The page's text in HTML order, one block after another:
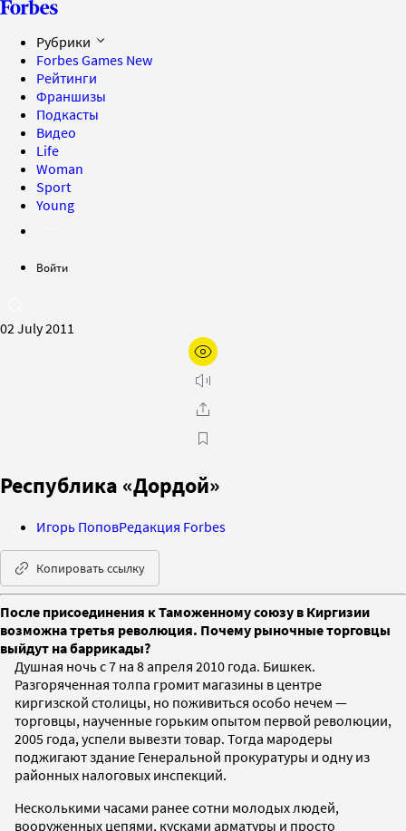
Рубрики
Forbes Games New
Рейтинги
Франшизы
Подкасты
Видео
Life
Woman
Sport
Young
Войти
02 July 2011
Республика «Дордой»
Игорь ПоповРедакция Forbes
Копировать ссылку
После присоединения к Таможенному союзу в Киргизии
возможна третья революция. Почему рыночные торговцы
выйдут на баррикады?
Душная ночь с 7 на 8 апреля 2010 года. Бишкек.
Разгоряченная толпа громит магазины в центре
киргизской столицы, но поживиться особо нечем —
торговцы, наученные горьким опытом первой революции,
2005 года, успели вывезти товар. Тогда мародеры
поджигают здание Генеральной прокуратуры и одну из
районных налоговых инспекций.
Несколькими часами ранее сотни молодых людей,
вооруженных цепями, кусками арматуры и просто